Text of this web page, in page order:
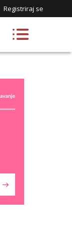
Registriraj se